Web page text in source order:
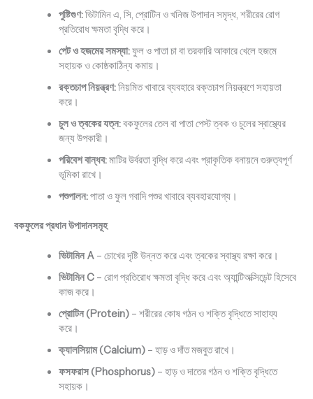
পুষ্টিগুণ:ভিটামিন এ, সি, প্রোটিন ও খনিজ উপাদান সমৃদ্ধ, শরীরের রোগ
প্রতিরোধ ক্ষমতা বৃদ্ধি করে।
পেট ও হজমের সমস্যা:ফুল ও পাতা চা বা তরকারি আকারে খেলে হজমে
সহায়ক ও কোষ্ঠকাঠিন্য কমায়।
রক্তচাপ নিয়ন্ত্রণ:নিয়মিত খাবারে ব্যবহারে রক্তচাপ নিয়ন্ত্রণে সহায়তা
করে।
চুল ও ত্বকের যত্ন:বকফুলের তেল বা পাতা পেস্ট ত্বক ও চুলের স্বাস্থ্যের
জন্য উপকারী।
পরিবেশ বান্ধব:মাটির উর্বরতা বৃদ্ধি করে এবং প্রাকৃতিক বনায়নে গুরুত্বপূর্ণ
ভূমিকা রাখে।
পশুপালন:পাতা ও ফুল গবাদি পশুর খাবারে ব্যবহারযোগ্য।
বকফুলের প্রধান উপাদানসমূহ
ভিটামিন A– চোখের দৃষ্টি উন্নত করে এবং ত্বকের স্বাস্থ্য রক্ষা করে।
ভিটামিন C– রোগ প্রতিরোধ ক্ষমতা বৃদ্ধি করে এবং অ্যান্টিঅক্সিডেন্ট হিসেবে
কাজ করে।
প্রোটিন (Protein)– শরীরের কোষ গঠন ও শক্তি বৃদ্ধিতে সাহায্য
করে।
ক্যালসিয়াম (Calcium)– হাড় ও দাঁত মজবুত রাখে।
ফসফরাস (Phosphorus)– হাড় ও দাতের গঠন ও শক্তি বৃদ্ধিতে
সহায়ক।